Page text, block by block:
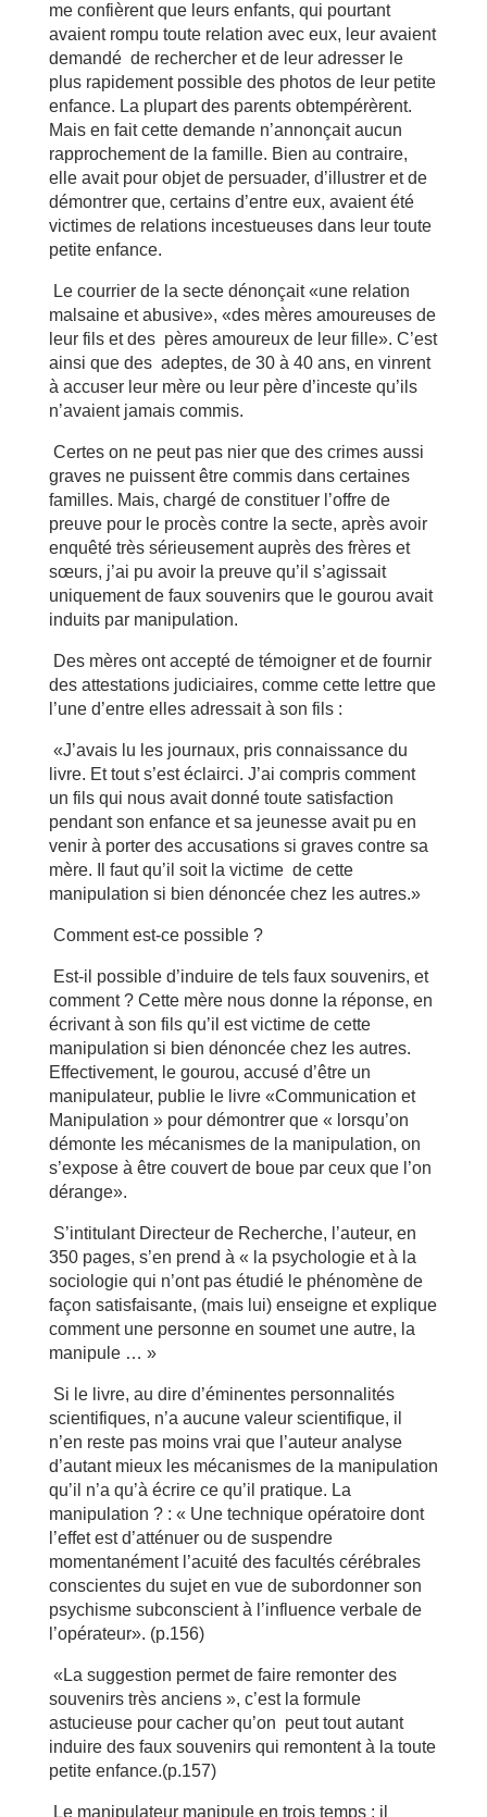
me confièrent que leurs enfants, qui pourtant
avaient rompu toute relation avec eux, leur avaient
demandé de rechercher et de leur adresser le
plus rapidement possible des photos de leur petite
enfance. La plupart des parents obtempérèrent.
Mais en fait cette demande n’annonçait aucun
rapprochement de la famille. Bien au contraire,
elle avait pour objet de persuader, d’illustrer et de
démontrer que, certains d’entre eux, avaient été
victimes de relations incestueuses dans leur toute
petite enfance.
Le courrier de la secte dénonçait «une relation
malsaine et abusive», «des mères amoureuses de
leur fils et des pères amoureux de leur fille». C’est
ainsi que des adeptes, de 30 à 40 ans, en vinrent
à accuser leur mère ou leur père d’inceste qu’ils
n’avaient jamais commis.
Certes on ne peut pas nier que des crimes aussi
graves ne puissent être commis dans certaines
familles. Mais, chargé de constituer l’offre de
preuve pour le procès contre la secte, après avoir
enquêté très sérieusement auprès des frères et
sœurs, j’ai pu avoir la preuve qu’il s’agissait
uniquement de faux souvenirs que le gourou avait
induits par manipulation.
Des mères ont accepté de témoigner et de fournir
des attestations judiciaires, comme cette lettre que
l’une d’entre elles adressait à son fils :
«J’avais lu les journaux, pris connaissance du
livre. Et tout s’est éclairci. J’ai compris comment
un fils qui nous avait donné toute satisfaction
pendant son enfance et sa jeunesse avait pu en
venir à porter des accusations si graves contre sa
mère. Il faut qu’il soit la victime de cette
manipulation si bien dénoncée chez les autres.»
Comment est-ce possible ?
Est-il possible d’induire de tels faux souvenirs, et
comment ? Cette mère nous donne la réponse, en
écrivant à son fils qu’il est victime de cette
manipulation si bien dénoncée chez les autres.
Effectivement, le gourou, accusé d’être un
manipulateur, publie le livre «Communication et
Manipulation » pour démontrer que « lorsqu’on
démonte les mécanismes de la manipulation, on
s’expose à être couvert de boue par ceux que l’on
dérange».
S’intitulant Directeur de Recherche, l’auteur, en
350 pages, s’en prend à « la psychologie et à la
sociologie qui n’ont pas étudié le phénomène de
façon satisfaisante, (mais lui) enseigne et explique
comment une personne en soumet une autre, la
manipule … »
Si le livre, au dire d’éminentes personnalités
scientifiques, n’a aucune valeur scientifique, il
n’en reste pas moins vrai que l’auteur analyse
d’autant mieux les mécanismes de la manipulation
qu’il n’a qu’à écrire ce qu’il pratique. La
manipulation ? : « Une technique opératoire dont
l’effet est d’atténuer ou de suspendre
momentanément l’acuité des facultés cérébrales
conscientes du sujet en vue de subordonner son
psychisme subconscient à l’influence verbale de
l’opérateur». (p.156)
«La suggestion permet de faire remonter des
souvenirs très anciens », c’est la formule
astucieuse pour cacher qu’on peut tout autant
induire des faux souvenirs qui remontent à la toute
petite enfance.(p.157)
Le manipulateur manipule en trois temps : il